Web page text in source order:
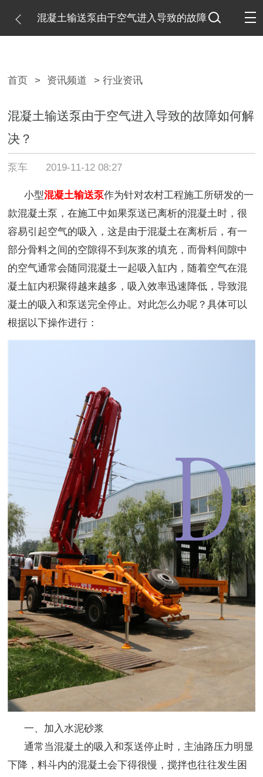
混凝土输送泵由于空气进入导致的故障
首页 > 资讯频道 > 行业资讯
混凝土输送泵由于空气进入导致的故障如何解
决？
泵车 2019-11-12 08:27
小型混凝土输送泵作为针对农村工程施工所研发的一
款混凝土泵，在施工中如果泵送已离析的混凝土时，很
容易引起空气的吸入，这是由于混凝土在离析后，有一
部分骨料之间的空隙得不到灰浆的填充，而骨料间隙中
的空气通常会随同混凝土一起吸入缸内，随着空气在混
凝土缸内积聚得越来越多，吸入效率迅速降低，导致混
凝土的吸入和泵送完全停止。对此怎么办呢？具体可以
根据以下操作进行：
一、加入水泥砂浆
通常当混凝土的吸入和泵送停止时，主油路压力明显
下降，料斗内的混凝土会下得很慢，搅拌也往往发生困